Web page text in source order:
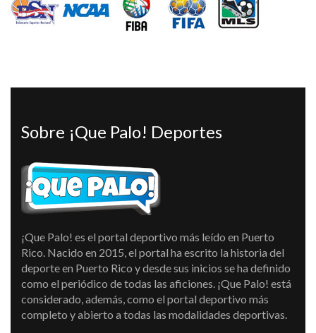
Sobre ¡Que Palo! Deportes
¡Que Palo! es el portal deportivo más leído en Puerto
Rico. Nacido en 2015, el portal ha escrito la historia del
deporte en Puerto Rico y desde sus inicios se ha definido
como el periódico de todas las aficiones. ¡Que Palo! está
considerado, además, como el portal deportivo más
completo y abierto a todas las modalidades deportivas.